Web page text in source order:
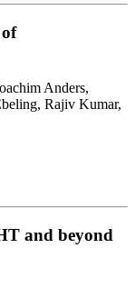
Anders,
Rajiv Kumar,
and beyond